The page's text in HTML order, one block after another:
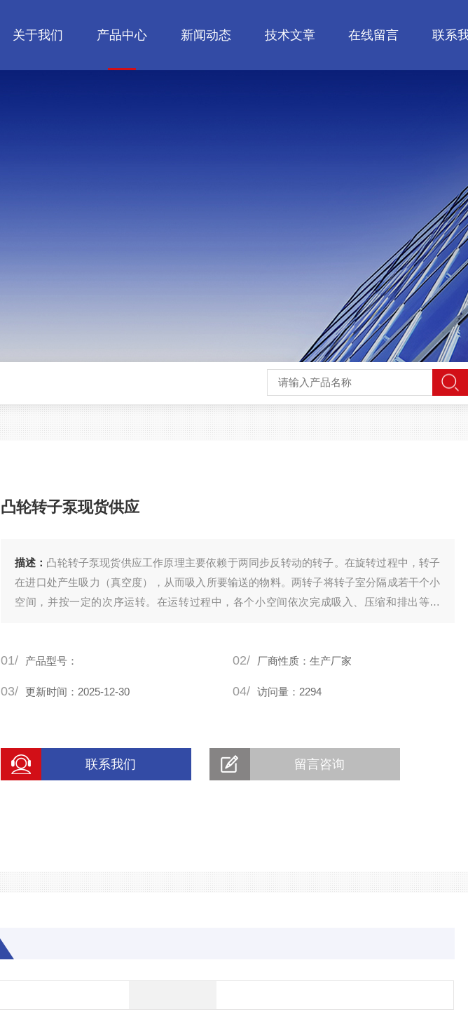
关于我们 产品中心 新闻动态 技术文章 在线留言 联系
凸轮转子泵现货供应
描述： 凸轮转子泵现货供应工作原理主要依赖于两同步反转动的转子。在旋转过程中，转子
在进口处产生吸力（真空度），从而吸入所要输送的物料。两转子将转子室分隔成若干个小
空间，并按一定的次序运转。在运转过程中，各个小空间依次完成吸入、压缩和排出等动
01/ 产品型号： 02/ 厂商性质：生产厂家
03/ 更新时间：2025-12-30 04/ 访问量：2294
联系我们 留言咨询